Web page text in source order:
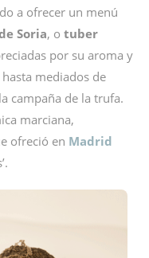
a ofrecer un menú
Soria, o tuber
por su aroma y
mediados de
campaña de la trufa.
marciana,
ofreció en Madrid